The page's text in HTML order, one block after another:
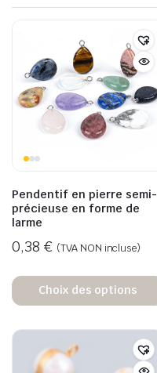
Pendentif en pierre semi-
précieuse en forme de
larme
0,38 € (TVA NON incluse)
Choix des options